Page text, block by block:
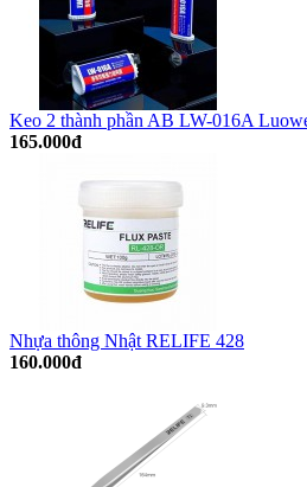
Keo 2 thành phần AB LW-016A
165.000đ
Nhựa thông Nhật RELIFE 428
160.000đ